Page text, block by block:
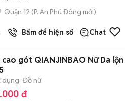
Quận 12 (P. An Phú Đông mới)
Bấm để hiện số Chat
cao gót QIANJINBAO Nữ Da lộn
dụng Đồ nữ
đ